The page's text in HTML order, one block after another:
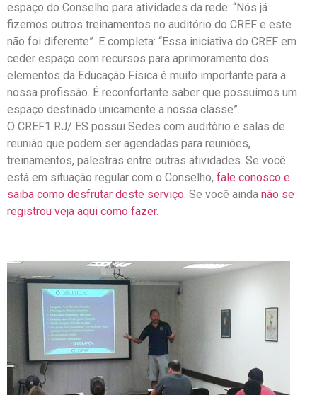
espaço do Conselho para atividades da rede: “Nós já
fizemos outros treinamentos no auditório do CREF e este
não foi diferente”. E completa: “Essa iniciativa do CREF em
ceder espaço com recursos para aprimoramento dos
elementos da Educação Física é muito importante para a
nossa profissão. É reconfortante saber que possuímos um
espaço destinado unicamente a nossa classe”.
O CREF1 RJ/ ES possui Sedes com auditório e salas de
reunião que podem ser agendadas para reuniões,
treinamentos, palestras entre outras atividades. Se você
está em situação regular com o Conselho, fale conosco e
saiba como desfrutar deste serviço. Se você ainda não se
registrou veja aqui como fazer.